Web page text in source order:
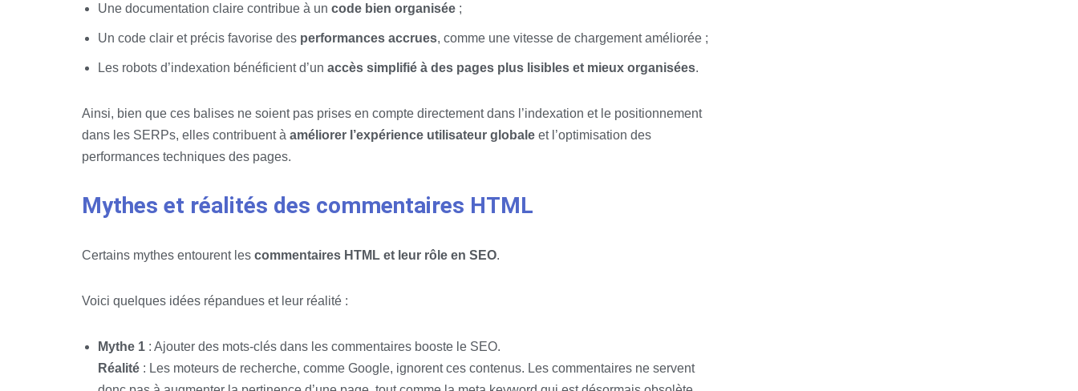
Une documentation claire contribue à un code bien organisée ;
Un code clair et précis favorise des performances accrues, comme une vitesse de chargement améliorée ;
Les robots d’indexation bénéficient d’un accès simplifié à des pages plus lisibles et mieux organisées.
Ainsi, bien que ces balises ne soient pas prises en compte directement dans l’indexation et le positionnement
dans les SERPs, elles contribuent à améliorer l’expérience utilisateur globale et l’optimisation des
performances techniques des pages.
Mythes et réalités des commentaires HTML
Certains mythes entourent les commentaires HTML et leur rôle en SEO.
Voici quelques idées répandues et leur réalité :
Mythe 1 : Ajouter des mots-clés dans les commentaires booste le SEO.
Réalité : Les moteurs de recherche, comme Google, ignorent ces contenus. Les commentaires ne servent